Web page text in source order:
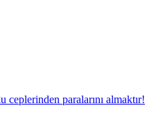
paralarını almaktır!